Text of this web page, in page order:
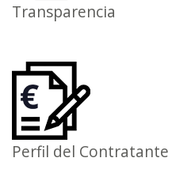
Transparencia
Perfil del Contratante